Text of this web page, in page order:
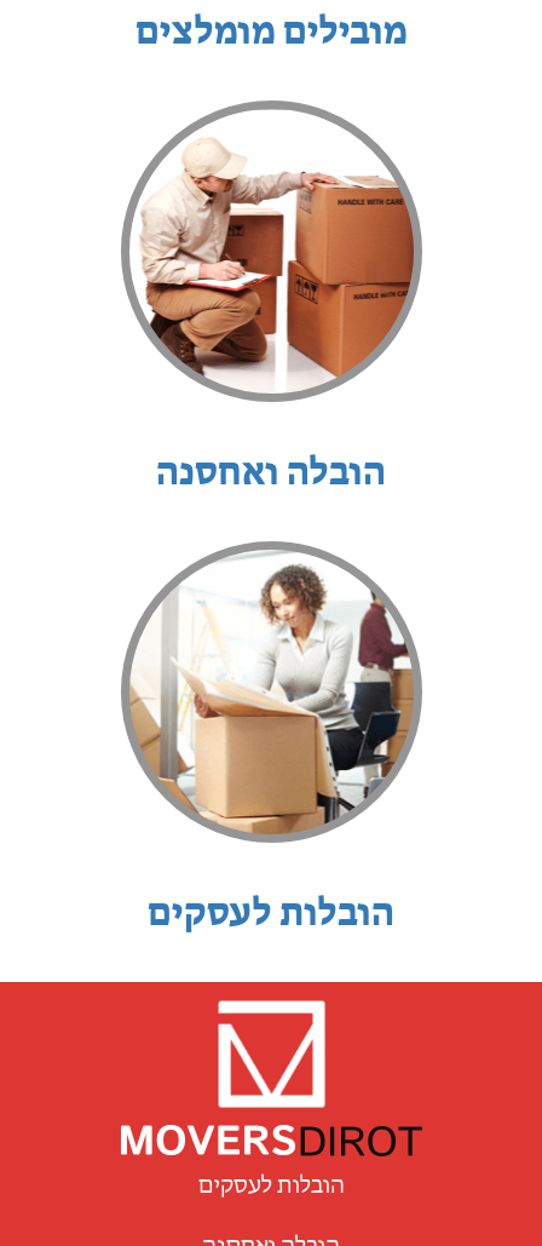
מובילים מומלצים
הובלה ואחסנה
הובלות לעסקים
הובלות לעסקים